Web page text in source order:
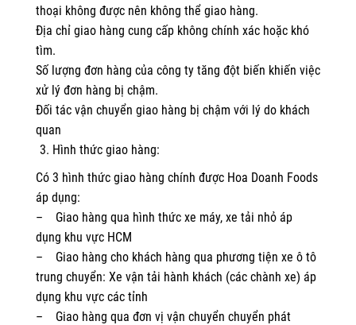
thoại không được nên không thể giao hàng.
Địa chỉ giao hàng cung cấp không chính xác hoặc khó
tìm.
Số lượng đơn hàng của công ty tăng đột biến khiến việc
xử lý đơn hàng bị chậm.
Đối tác vận chuyển giao hàng bị chậm với lý do khách
quan
Hình thức giao hàng:
Có 3 hình thức giao hàng chính được Hoa Doanh Foods
áp dụng:
– Giao hàng qua hình thức xe máy, xe tải nhỏ áp
dụng khu vực HCM
– Giao hàng cho khách hàng qua phương tiện xe ô tô
trung chuyển: Xe vận tải hành khách (các chành xe) áp
dụng khu vực các tỉnh
– Giao hàng qua đơn vị vận chuyển chuyển phát